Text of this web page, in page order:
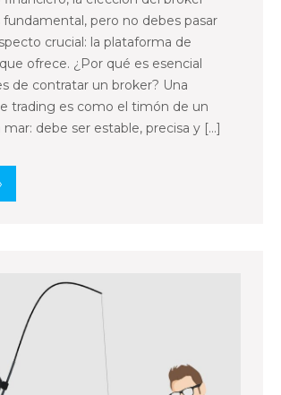
fundamental, pero no debes pasar
crucial: la plataforma de
ofrece. ¿Por qué es esencial
de contratar un broker? Una
trading es como el timón de un
mar: debe ser estable, precisa y […]